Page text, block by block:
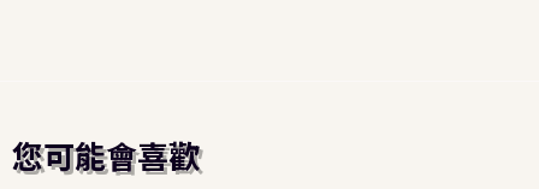
您可能會喜歡